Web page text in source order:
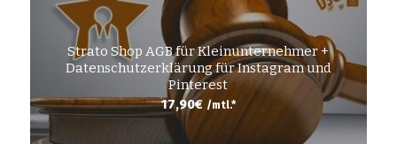
Strato Shop AGB für Kleinunternehmer +
Datenschutzerklärung für Instagram und
Pinterest
17,90€ /mtl.*